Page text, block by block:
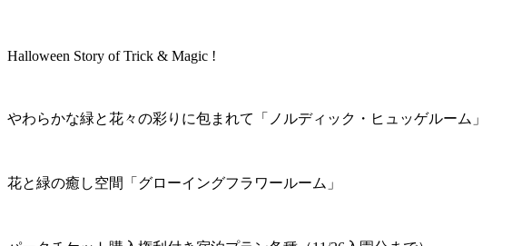
Halloween Story of Trick & Magic !
やわらかな緑と花々の彩りに包まれて「ノルディック・ヒュッゲルーム」
花と緑の癒し空間「グローイングフラワールーム」